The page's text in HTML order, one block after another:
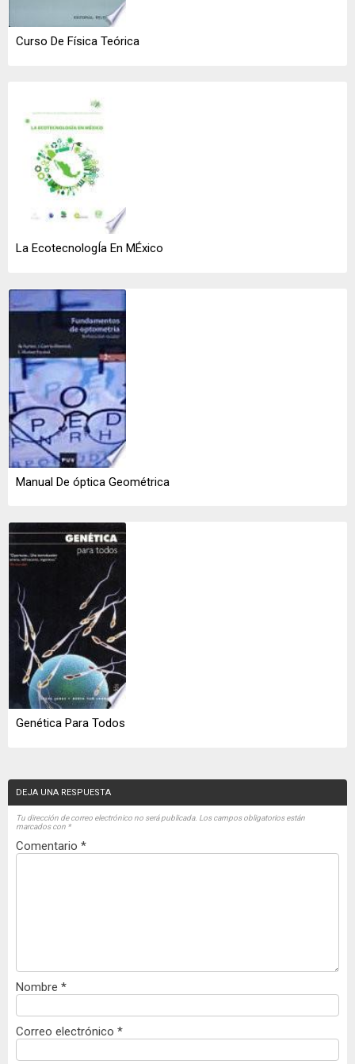
Curso De Física Teórica
La EcotecnologÍa En MÉxico
Manual De óptica Geométrica
Genética Para Todos
DEJA UNA RESPUESTA
Tu dirección de correo electrónico no será publicada. Los campos obligatorios están
marcados con *
Comentario *
Nombre *
Correo electrónico *